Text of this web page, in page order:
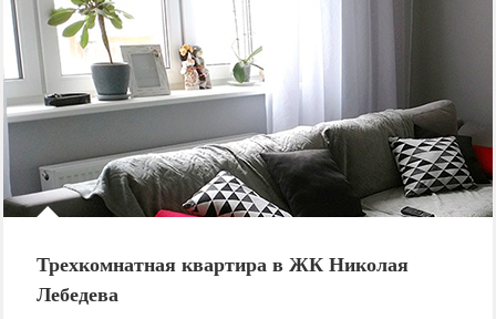
Трехкомнатная квартира в ЖК Николая
Лебедева